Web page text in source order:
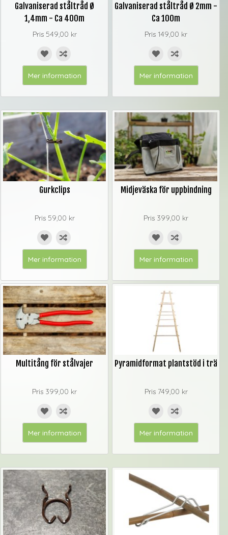
Galvaniserad ståltråd Ø
1,4mm - Ca 400m
Pris 549,00 kr
Mer information
Galvaniserad ståltråd Ø 2mm -
Ca 100m
Pris 149,00 kr
Mer information
Gurkclips
Pris 59,00 kr
Mer information
Midjeväska för uppbindning
Pris 399,00 kr
Mer information
Multitång för stålvajer
Pris 399,00 kr
Mer information
Pyramidformat plantstöd i trä
Pris 749,00 kr
Mer information